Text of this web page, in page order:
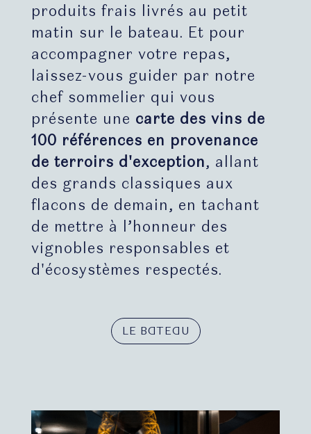
produits frais livrés au petit
matin sur le bateau. Et pour
accompagner votre repas,
laissez-vous guider par notre
chef sommelier qui vous
présente une carte des vins de
100 références en provenance
de terroirs d'exception, allant
des grands classiques aux
flacons de demain, en tachant
de mettre à l’honneur des
vignobles responsables et
d'écosystèmes respectés.
LE BATEAU